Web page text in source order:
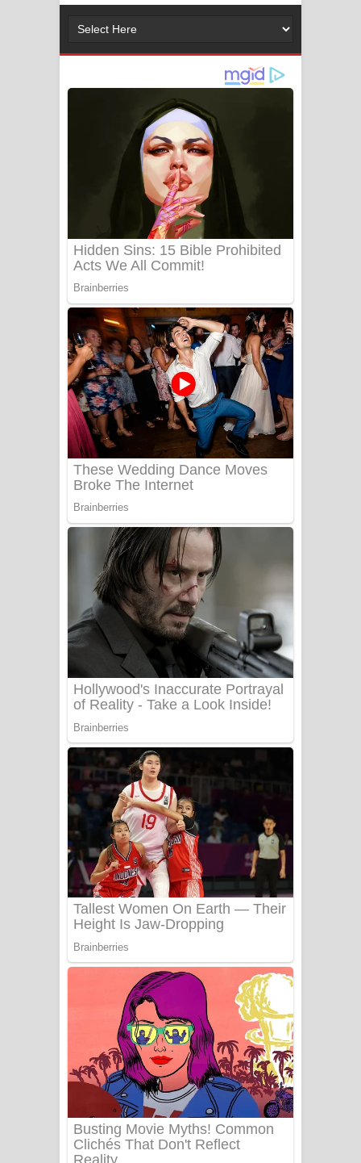
Gemak Deela Song Lyrics - ගේමක් දීලා
ගීතයේ පද පෙළ
Niwuna Numba Hinda Song Lyrics -
නිවුනා නුඹ හින්දා ගීතයේ පද පෙළ
Numba Dun Aadare Song Lyrics - නුඹ
දුන් ආදරේ ගීතයේ පද පෙළ
Liyamuda Dan Anagathe Song Lyrics
- ලියමුද දැන් අනාගතේ ගීතයේ පද පෙළ
Doni Song Lyrics - දෝණි ගීතයේ පද
පෙළ
Benthara Palame Song Lyrics -
බෙන්තර පාලමේ ගීතයේ පද පෙළ
Sanda Babalena Song Lyrics - සඳ
බැබලෙන ගීතයේ පද පෙළ
Adare Wadi Nisa Song Lyrics - ආදරේ
වැඩි නිසා ගීතයේ පද පෙළ
UNUHUMA Song Lyrics - උණුහුම
ගීතයේ පද පෙළ
Katakara Song Lyrics - කටකාර ගීතයේ
පද පෙළ
Tharu Yaye Dilena Song Lyrics - තරු
යායේ දිලෙනා ගීතයේ පද පෙළ
Ow Man Sosa Song Lyrics - ඔව් මං
සෝසා ගීතයේ පද පෙළ
Heavy Weight Song Lyrics
Aye Lanweela Song Lyrics - ආයේ
ලංවීලා ගීතයේ පද පෙළ
Ala purannata Song Lyrics - ආල
පුරන්නට ගීතයේ පද පෙළ
FEVER DREAM Lyrics - Alex Warren
BTS : Hooligan Lyrics